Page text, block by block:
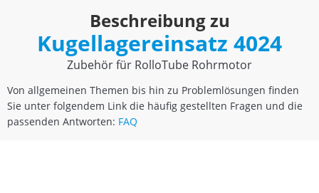
Beschreibung zu
Kugellagereinsatz 4024
Zubehör für RolloTube Rohrmotor
Von allgemeinen Themen bis hin zu Problemlösungen finden
Sie unter folgendem Link die häufig gestellten Fragen und die
passenden Antworten: FAQ